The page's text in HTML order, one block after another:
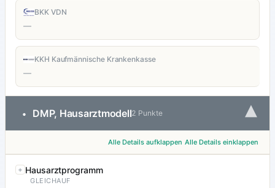
BKK VDN
—
KKH Kaufmännische Krankenkasse
—
• DMP, Hausarztmodell2 Punkte ▾
Alle Details aufklappen Alle Details einklappen
Hausarztprogramm
GLEICHAUF